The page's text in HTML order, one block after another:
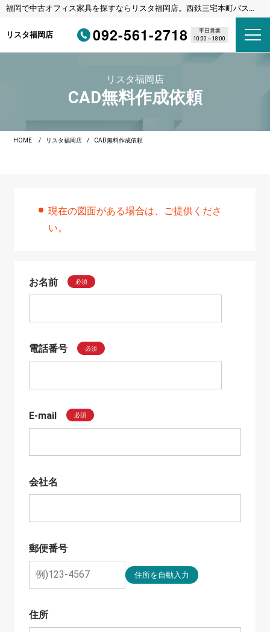
福岡で中古オフィス家具を探すならリスタ福岡店。西鉄三宅本町バス停
リスタ福岡店
092-561-2718
平日営業
10:00～18:00
リスタ福岡店
CAD無料作成依頼
HOME リスタ福岡店 CAD無料作成依頼
現在の図面がある場合は、ご提供くださ
い。
お名前 必須
電話番号 必須
E-mail 必須
会社名
郵便番号
住所